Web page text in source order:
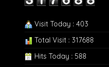
Visit Today : 403
Total Visit : 317688
Hits Today : 588